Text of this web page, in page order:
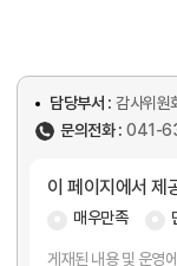
담당부서 : 감사위원
문의전화 : 041-
이 페이지에서 제
매우만족
게재된 내용 및 운영